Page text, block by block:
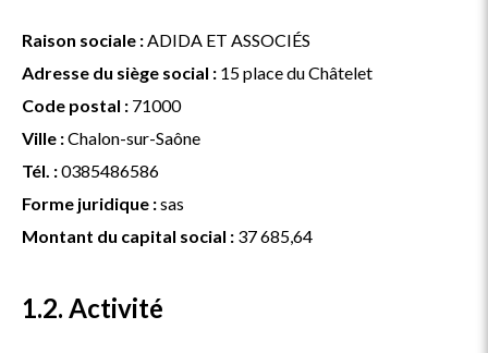
Raison sociale :ADIDA ET ASSOCIÉS
Adresse du siège social : 15 place du Châtelet
Code postal : 71000
Ville :Chalon-sur-Saône
Tél. :0385486586
Forme juridique :sas
Montant du capital social : 37 685,64
1.2. Activité